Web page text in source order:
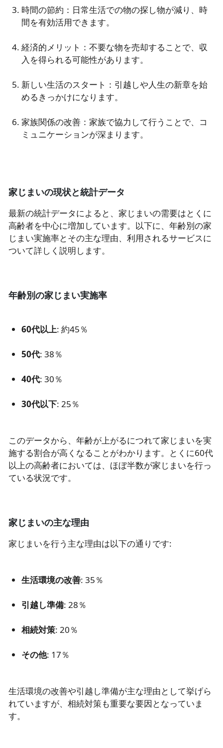
時間の節約：日常生活での物の探し物が減り、時
間を有効活用できます。
経済的メリット：不要な物を売却することで、収
入を得られる可能性があります。
新しい生活のスタート：引越しや人生の新章を始
めるきっかけになります。
家族関係の改善：家族で協力して行うことで、コ
ミュニケーションが深まります。
家じまいの現状と統計データ
最新の統計データによると、家じまいの需要はとくに
高齢者を中心に増加しています。以下に、年齢別の家
じまい実施率とその主な理由、利用されるサービスに
ついて詳しく説明します。
年齢別の家じまい実施率
60代以上: 約45％
50代: 38％
40代: 30％
30代以下: 25％
このデータから、年齢が上がるにつれて家じまいを実
施する割合が高くなることがわかります。とくに60代
以上の高齢者においては、ほぼ半数が家じまいを行っ
ている状況です。
家じまいの主な理由
家じまいを行う主な理由は以下の通りです:
生活環境の改善: 35％
引越し準備: 28％
相続対策: 20％
その他: 17％
生活環境の改善や引越し準備が主な理由として挙げら
れていますが、相続対策も重要な要因となっていま
す。